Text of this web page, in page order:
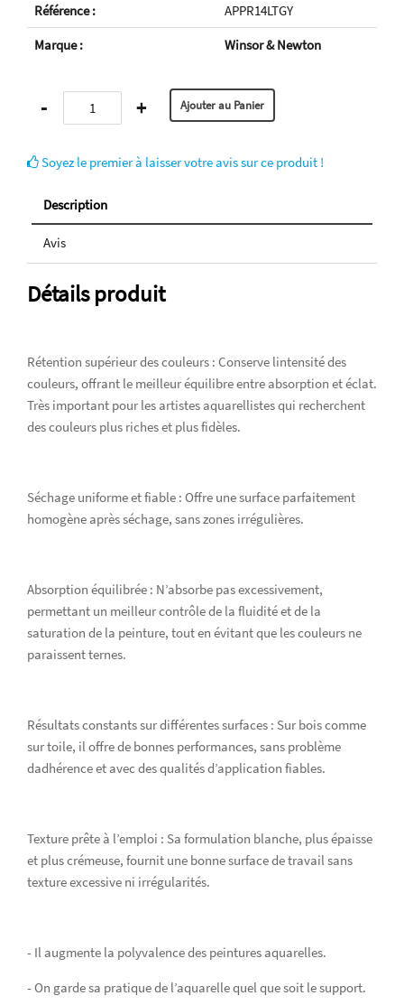
Référence :
APPR14LTGY
Marque :
Winsor & Newton
- +
Soyez le premier à laisser votre avis sur ce produit !
Description
Avis
Détails produit
Rétention supérieur des couleurs : Conserve lintensité des
couleurs, offrant le meilleur équilibre entre absorption et éclat.
Très important pour les artistes aquarellistes qui recherchent
des couleurs plus riches et plus fidèles.
Séchage uniforme et fiable : Offre une surface parfaitement
homogène après séchage, sans zones irrégulières.
Absorption équilibrée : N’absorbe pas excessivement,
permettant un meilleur contrôle de la fluidité et de la
saturation de la peinture, tout en évitant que les couleurs ne
paraissent ternes.
Résultats constants sur différentes surfaces : Sur bois comme
sur toile, il offre de bonnes performances, sans problème
dadhérence et avec des qualités d’application fiables.
Texture prête à l’emploi : Sa formulation blanche, plus épaisse
et plus crémeuse, fournit une bonne surface de travail sans
texture excessive ni irrégularités.
- Il augmente la polyvalence des peintures aquarelles.
- On garde sa pratique de l’aquarelle quel que soit le support.